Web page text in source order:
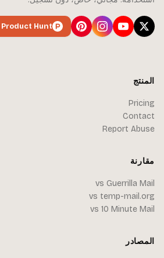
Product Hunt
المنتج
Pricing
Contact
Report Abuse
مقارنة
vs Guerrilla Mail
vs temp-mail.org
vs 10 Minute Mail
المصادر